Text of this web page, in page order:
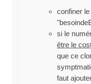
confiner
si le
être le
que ce
faut